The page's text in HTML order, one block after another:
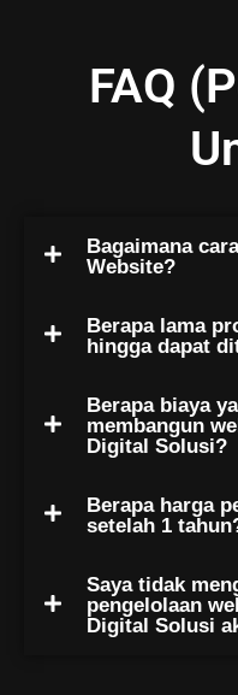
FAQ
Bagaimana
Website?
Berapa lama
hingga dapat
Berapa biaya
membangun
Digital Solusi?
Berapa harga
setelah 1
Saya tidak
pengelolaan
Digital Solusi